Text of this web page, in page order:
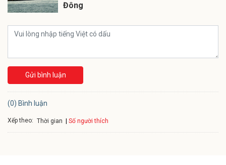
Đông
Gửi bình luận
(0) Bình luận
Xếp theo: Thời gian Số người thích